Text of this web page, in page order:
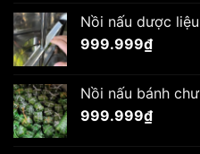
Nồi nấu dược
999.999₫
Nồi nấu bánh
999.999₫